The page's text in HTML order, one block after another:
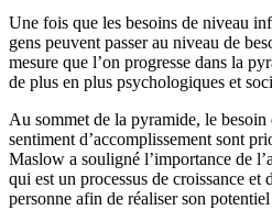
Une fois que les besoins de niveau
gens peuvent passer au niveau de
mesure que l’on progresse dans la
de plus en plus psychologiques et
Au sommet de la pyramide, le besoin
sentiment d’accomplissement sont
Maslow a souligné l’importance de
qui est un processus de croissance et
personne afin de réaliser son